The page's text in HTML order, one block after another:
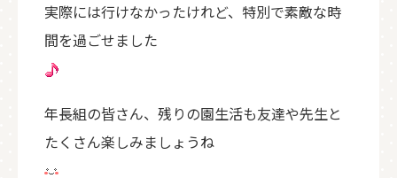
実際には行けなかったけれど、特別で素敵な時
間を過ごせました
年長組の皆さん、残りの園生活も友達や先生と
たくさん楽しみましょうね